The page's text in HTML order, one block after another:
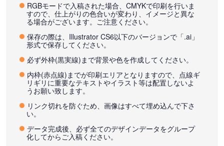
RGBモードで入稿された場合、CMYKで印刷を行いま
すので、仕上がりの色合いが変わり、イメージと異な
る場合がございます。ご注意ください。
保存の際は、Illustrator CS6以下のバージョンで「.ai」
形式で保存してください。
必ず外枠(黒実線)まで背景や色を作成してください。
内枠(赤点線)までが印刷エリアとなりますので、点線ギ
リギリに重要なテキストやイラスト等は配置しないよ
うお願い致します。
リンク切れを防ぐため、画像はすべて埋め込んで下さ
い。
データ完成後、必ず全てのデザインデータをグループ
化してからご入稿ください。